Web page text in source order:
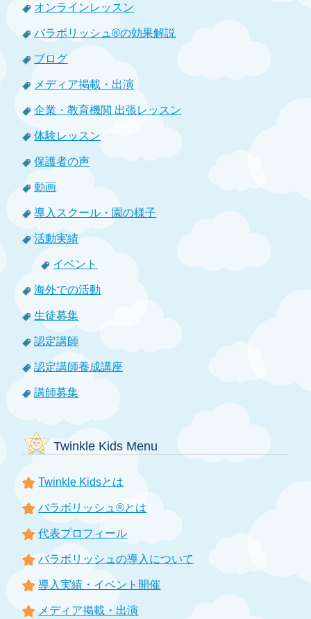
オンラインレッスン
バラボリッシュ®の効果解説
ブログ
メディア掲載・出演
企業・教育機関 出張レッスン
体験レッスン
保護者の声
動画
導入スクール・園の様子
活動実績
イベント
海外での活動
生徒募集
認定講師
認定講師養成講座
講師募集
Twinkle Kids Menu
Twinkle Kidsとは
バラボリッシュ®とは
代表プロフィール
バラボリッシュの導入について
導入実績・イベント開催
メディア掲載・出演